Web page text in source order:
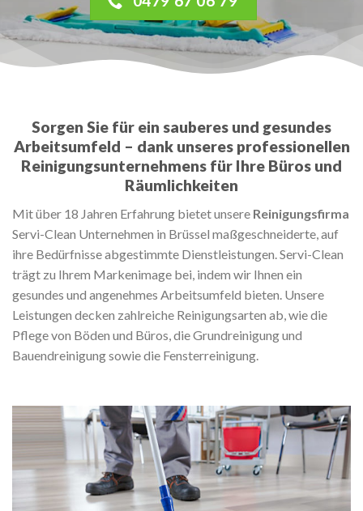
Sorgen Sie für ein sauberes und gesundes
Arbeitsumfeld – dank unseres professionellen
Reinigungsunternehmens für Ihre Büros und
Räumlichkeiten
Mit über 18 Jahren Erfahrung bietet unsere Reinigungsfirma
Servi-Clean Unternehmen in Brüssel maßgeschneiderte, auf
ihre Bedürfnisse abgestimmte Dienstleistungen. Servi-Clean
trägt zu Ihrem Markenimage bei, indem wir Ihnen ein
gesundes und angenehmes Arbeitsumfeld bieten. Unsere
Leistungen decken zahlreiche Reinigungsarten ab, wie die
Pflege von Böden und Büros, die Grundreinigung und
Bauendreinigung sowie die Fensterreinigung.